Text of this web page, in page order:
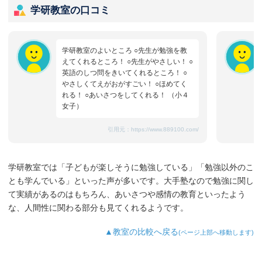
学研教室の口コミ
学研教室のよいところ ○先生が勉強を教
えてくれるところ！ ○先生がやさしい！ ○
英語のしつ問をきいてくれるところ！ ○
やさしくてえがおがすごい！ ○ほめてく
れる！ ○あいさつをしてくれる！ （小４
女子）
引用元： https://www.889100.com/
学研教室では「子どもが楽しそうに勉強している」「勉強以外のこ
とも学んでいる」といった声が多いです。大手塾なので勉強に関し
て実績があるのはもちろん、あいさつや感情の教育といったよう
な、人間性に関わる部分も見てくれるようです。
▲教室の比較へ戻る(ページ上部へ移動します)